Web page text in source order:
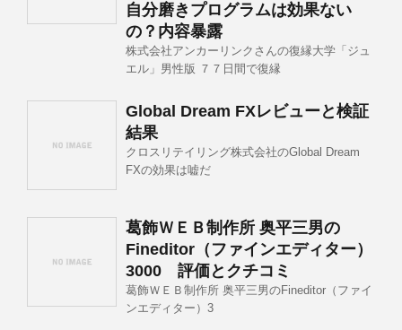
自分磨きプログラムは効果ない
の？内容暴露
株式会社アンカーリンクさんの復縁大学「ジュ
エル」男性版 ７７日間で復縁
Global Dream FXレビューと検証
結果
クロスリテイリング株式会社のGlobal Dream
FXの効果は嘘だ
葛飾ＷＥＢ制作所 奥平三男の
Fineditor（ファインエディター）
3000 評価とクチコミ
葛飾ＷＥＢ制作所 奥平三男のFineditor（ファイ
ンエディター）3